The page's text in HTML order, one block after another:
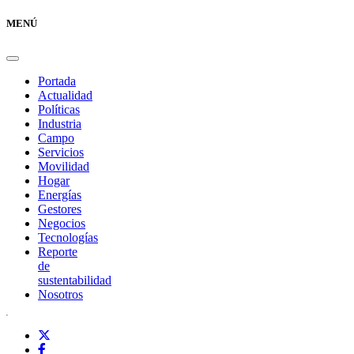
MENÚ
Portada
Actualidad
Políticas
Industria
Campo
Servicios
Movilidad
Hogar
Energías
Gestores
Negocios
Tecnologías
Reporte
de
sustentabilidad
Nosotros